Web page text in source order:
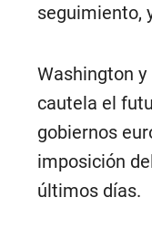
seguimiento,
Washington
cautela el
gobiernos
imposición
últimos días.